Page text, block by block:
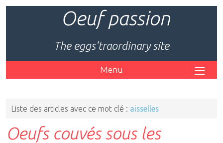
Oeuf passion
The eggs'traordinary site
Menu
Liste des articles avec ce mot clé : aisselles
Oeufs couvés sous les